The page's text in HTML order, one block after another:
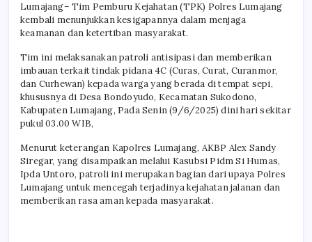
Lumajang– Tim Pemburu Kejahatan (TPK) Polres Lumajang
kembali menunjukkan kesigapannya dalam menjaga
keamanan dan ketertiban masyarakat.
Tim ini melaksanakan patroli antisipasi dan memberikan
imbauan terkait tindak pidana 4C (Curas, Curat, Curanmor,
dan Curhewan) kepada warga yang berada di tempat sepi,
khususnya di Desa Bondoyudo, Kecamatan Sukodono,
Kabupaten Lumajang, Pada Senin (9/6/2025) dini hari sekitar
pukul 03.00 WIB,
Menurut keterangan Kapolres Lumajang, AKBP Alex Sandy
Siregar, yang disampaikan melalui Kasubsi Pidm Si Humas,
Ipda Untoro, patroli ini merupakan bagian dari upaya Polres
Lumajang untuk mencegah terjadinya kejahatan jalanan dan
memberikan rasa aman kepada masyarakat.